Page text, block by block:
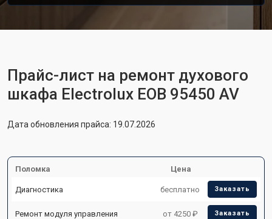
Прайс-лист на ремонт духового
шкафа Electrolux EOB 95450 AV
Дата обновления прайса: 19.07.2026
Поломка Цена
Диагностика бесплатно Заказать
Ремонт модуля управления от 4250 ₽ Заказать